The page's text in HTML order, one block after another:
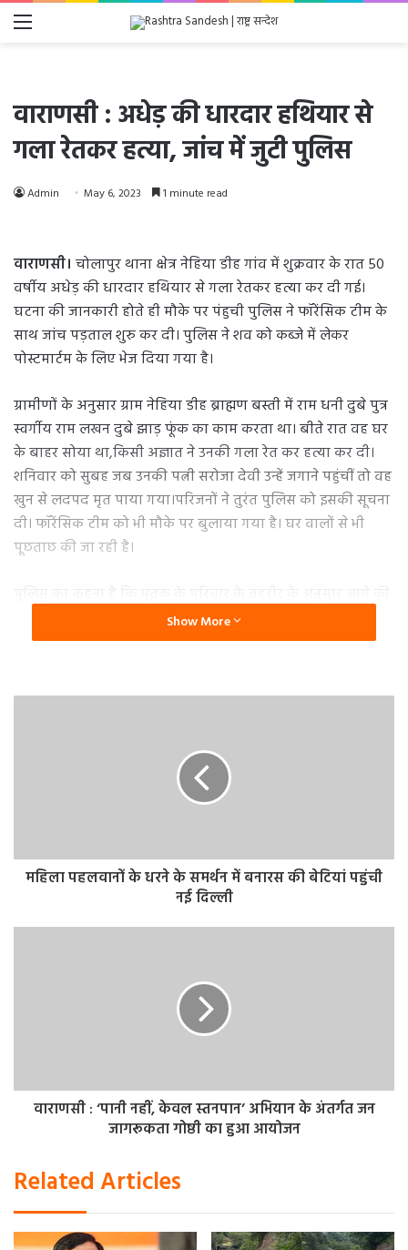
Menu
वाराणसी : अधेड़ की धारदार हथियार से
गला रेतकर हत्या, जांच में जुटी पुलिस
Admin May 6, 2023 1 minute read
वाराणसी। चोलापुर थाना क्षेत्र नेहिया डीह गांव में शुक्रवार के रात 50
वर्षीय अधेड़ की धारदार हथियार से गला रेतकर हत्या कर दी गई।
घटना की जानकारी होते ही मौके पर पंहुची पुलिस ने फॉरेंसिक टीम के
साथ जांच पड़ताल शुरु कर दी। पुलिस ने शव को कब्जे में लेकर
पोस्टमार्टम के लिए भेज दिया गया है।
ग्रामीणों के अनुसार ग्राम नेहिया डीह ब्राह्मण बस्ती में राम धनी दुबे पुत्र
स्वर्गीय राम लखन दुबे झाड़ फूंक का काम करता था। बीते रात वह घर
के बाहर सोया था,किसी अज्ञात ने उनकी गला रेत कर हत्या कर दी।
शनिवार को सुबह जब उनकी पत्नी सरोजा देवी उन्हें जगाने पहुंचीं तो वह
खुन से लदपद मृत पाया गया।परिजनों ने तुरंत पुलिस को इसकी सूचना
दी। फॉरेंसिक टीम को भी मौके पर बुलाया गया है। घर वालों से भी
पूछताछ की जा रही है।
कार्रवाई की जाएगी। फिलहाल शव को पीएम के लिए भेजा गया है।
गांव वालों से भी मृतक के बारे में जानकारी ली जा रही है।
Show More
महिला पहलवानों के धरने के समर्थन में बनारस की बेटियां पहुंची
नई दिल्ली
वाराणसी : ‘पानी नहीं, केवल स्तनपान’ अभियान के अंतर्गत जन
जागरूकता गोष्ठी का हुआ आयोजन
Related Articles